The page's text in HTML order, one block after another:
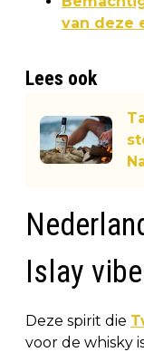
van deze
Lees ook
Islay vibe
Deze spirit die
voor de whisky